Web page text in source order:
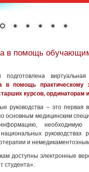
в помощь
подготовлена
в помощь практическому
курсов, ординаторам
руководства – это первая
основным медицинским
необходимую
руководствах
и
доступны электронные
студента».